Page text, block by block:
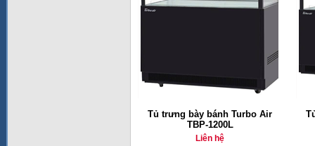
Tủ trưng bày bánh Turbo Air
TBP-1200L
Liên hệ